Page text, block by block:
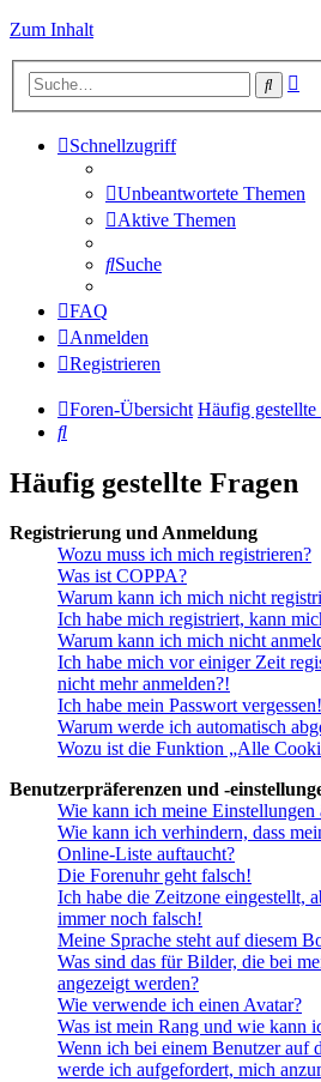
Zum Inhalt
Suche
Schnellzugriff
Unbeantwortete Themen
Aktive Themen
Suche
FAQ
Anmelden
Registrieren
Foren-Übersicht Häufig gestellte
Suche
Häufig gestellte Fragen
Registrierung und Anmeldung
Wozu muss ich mich registrieren?
Was ist COPPA?
Warum kann ich mich nicht
Ich habe mich registriert, kann
Warum kann ich mich nicht
Ich habe mich vor einiger Zeit
nicht mehr anmelden?!
Ich habe mein Passwort vergessen!
Warum werde ich automatisch
Wozu ist die Funktion „Alle
Benutzerpräferenzen und -
Wie kann ich meine Einstellungen
Wie kann ich verhindern, dass
Online-Liste auftaucht?
Die Forenuhr geht falsch!
Ich habe die Zeitzone eingestellt,
immer noch falsch!
Meine Sprache steht auf diesem
Was sind das für Bilder, die bei
angezeigt werden?
Wie verwende ich einen Avatar?
Was ist mein Rang und wie kann
Wenn ich bei einem Benutzer
werde ich aufgefordert, mich